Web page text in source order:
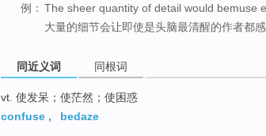
例： The sheer quantity of detail would bemuse
大量的细节会让即使是头脑最清醒的作者都感
同近义词 同根词
vt. 使发呆；使茫然；使困惑
confuse , bedaze